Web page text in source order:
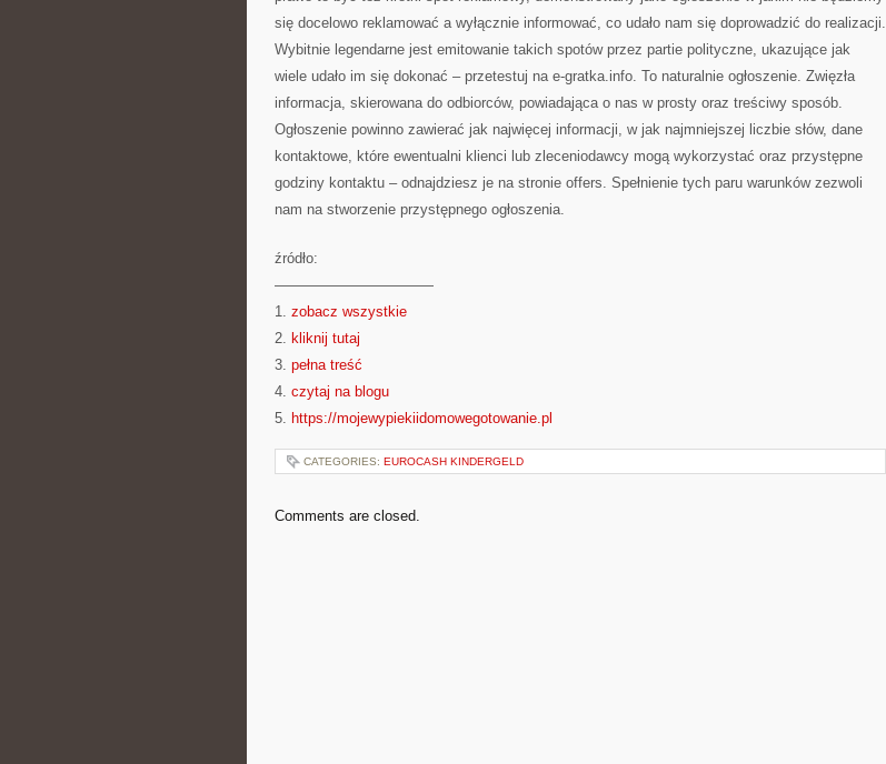
się docelowo reklamować a wyłącznie informować, co udało nam się doprowadzić do realizacji.
Wybitnie legendarne jest emitowanie takich spotów przez partie polityczne, ukazujące jak
wiele udało im się dokonać – przetestuj na e-gratka.info. To naturalnie ogłoszenie. Zwięzła
informacja, skierowana do odbiorców, powiadająca o nas w prosty oraz treściwy sposób.
Ogłoszenie powinno zawierać jak najwięcej informacji, w jak najmniejszej liczbie słów, dane
kontaktowe, które ewentualni klienci lub zleceniodawcy mogą wykorzystać oraz przystępne
godziny kontaktu – odnajdziesz je na stronie offers. Spełnienie tych paru warunków zezwoli
nam na stworzenie przystępnego ogłoszenia.
źródło:
———————————
1. zobacz wszystkie
2. kliknij tutaj
3. pełna treść
4. czytaj na blogu
5. https://mojewypiekiidomowegotowanie.pl
CATEGORIES: EUROCASH KINDERGELD
Comments are closed.